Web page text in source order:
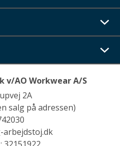
v/AO Workwear A/S
2A
salg på adressen)
arbejdstoj.dk